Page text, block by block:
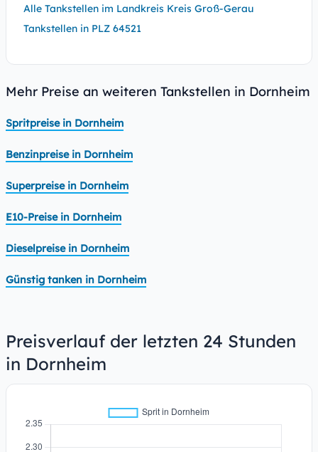
Alle Tankstellen im Landkreis Kreis Groß-Gerau
Tankstellen in PLZ 64521
Mehr Preise an weiteren Tankstellen in Dornheim
Spritpreise in Dornheim
Benzinpreise in Dornheim
Superpreise in Dornheim
E10-Preise in Dornheim
Dieselpreise in Dornheim
Günstig tanken in Dornheim
Preisverlauf der letzten 24 Stunden
in Dornheim